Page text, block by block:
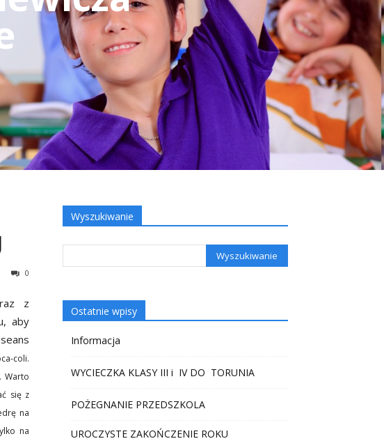
0
z
aby
coli.
Warto
się z
na
na
Wyszukiwanie
Ostatnie wpisy
Informacja
WYCIECZKA KLASY III i IV DO TORUNIA
POŻEGNANIE PRZEDSZKOLA
UROCZYSTE ZAKOŃCZENIE ROKU